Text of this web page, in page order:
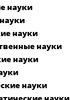
науки
науки
науки
науки
науки